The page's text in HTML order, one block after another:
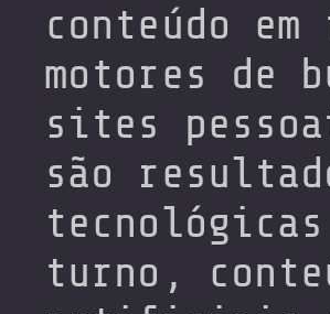
conteúdo
motores de
sites
são
turno,